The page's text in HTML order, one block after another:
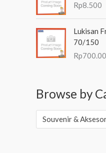
Rp8.500
Lukisan
70/150
Rp
Browse by
Souvenir & Aksesoris